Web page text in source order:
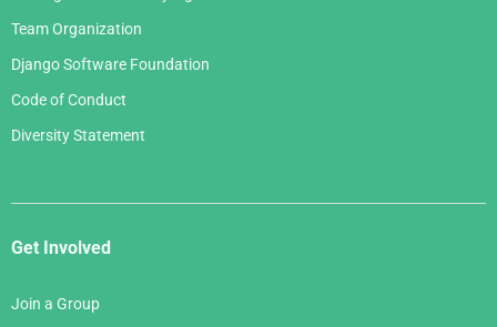
Team Organization
Django Software Foundation
Code of Conduct
Diversity Statement
Get Involved
Join a Group